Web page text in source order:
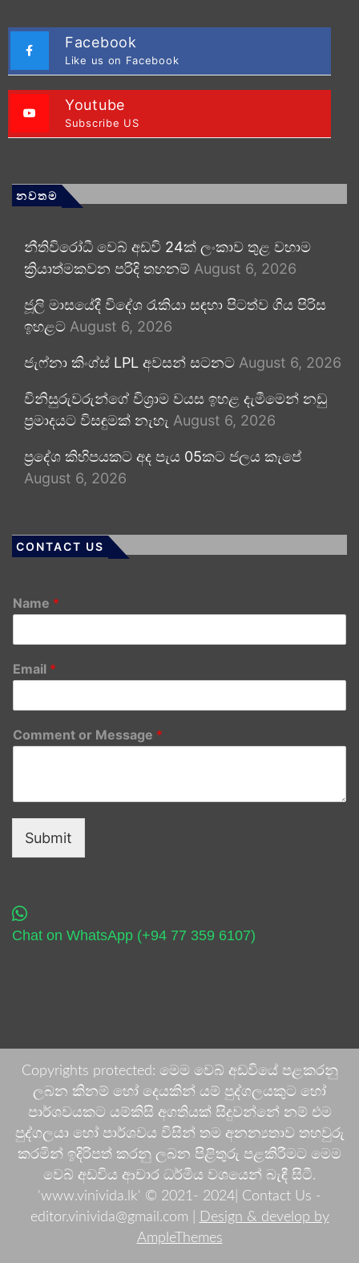
Facebook
Like us on Facebook
Youtube
Subscribe US
නවතම
නීතිවිරෝධී වෙබ් අඩවි 24ක් ලංකාව තුළ වහාම
ක්‍රියාත්මකවන පරිදි තහනම් August 6, 2026
ජූලි මාසයේදී විදේශ රැකියා සඳහා පිටත්ව ගිය පිරිස
ඉහළට August 6, 2026
ජැෆ්නා කිංග්ස් LPL අවසන් සටනට August 6, 2026
විනිසුරුවරුන්ගේ විශ්‍රාම වයස ඉහළ දැමීමෙන් නඩු
ප්‍රමාදයට විසඳුමක් නැහැ August 6, 2026
ප්‍රදේශ කිහිපයකට අද පැය 05කට ජලය කැපේ
August 6, 2026
CONTACT US
Name *
Email *
Comment or Message *
Submit
Chat on WhatsApp (+94 77 359 6107)
Copyrights protected: මෙම වෙබ් අඩවියේ පළකරනු
ලබන කිනම් හෝ දෙයකින් යම් පුද්ගලයකුට හෝ
පාර්ශවයකට යම්කිසි අගතියක් සිදුවන්නේ නම් එම
පුද්ගලයා හෝ පාර්ශවය විසින් තම අනන්‍යතාව තහවුරු
කරමින් ඉදිරිපත් කරනු ලබන පිළිතුරු පළකිරීමට මෙම
වෙබ් අඩවිය ආචාර ධර්මීය වශයෙන් බැඳී සිටී.
'www.vinivida.lk' © 2021- 2024| Contact Us -
editor.vinivida@gmail.com |
Design & develop by
AmpleThemes